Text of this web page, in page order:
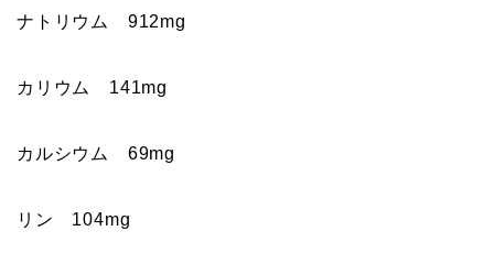
ナトリウム 912mg
カリウム 141mg
カルシウム 69mg
リン 104mg